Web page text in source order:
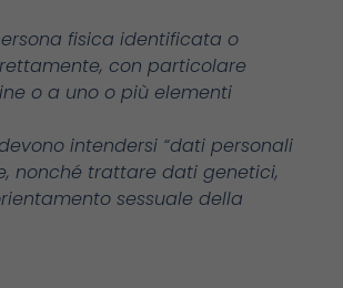
fisica identificata o
con particolare
o a uno o più elementi
intendersi “dati personali
nonché trattare dati genetici,
sessuale della